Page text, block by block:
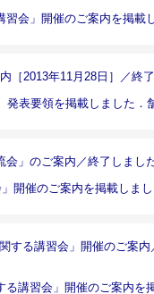
習会」開催のご案内を掲載
［2013年11月28日］／終
表要領を掲載しました．
会」のご案内／終了しまし
開催のご案内を掲載しま
する講習会」開催のご案
る講習会」開催のご案内を